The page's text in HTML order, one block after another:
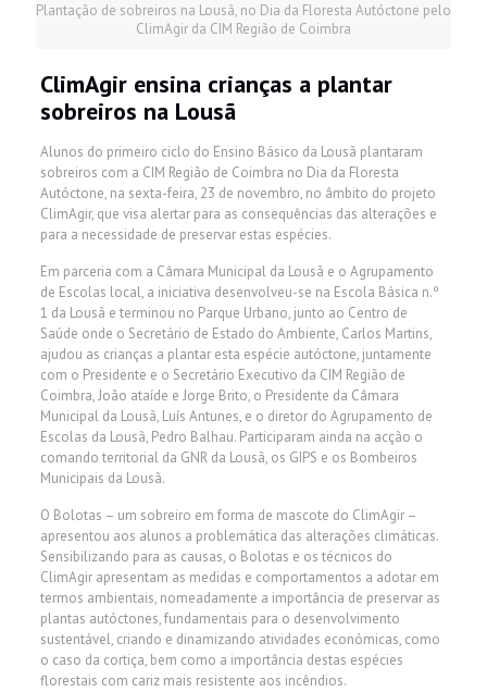
Plantação de sobreiros na Lousã, no Dia da Floresta Autóctone pelo
ClimAgir da CIM Região de Coimbra
ClimAgir ensina crianças a plantar
sobreiros na Lousã
Alunos do primeiro ciclo do Ensino Básico da Lousã plantaram
sobreiros com a CIM Região de Coimbra no Dia da Floresta
Autóctone, na sexta-feira, 23 de novembro, no âmbito do projeto
ClimAgir, que visa alertar para as consequências das alterações e
para a necessidade de preservar estas espécies.
Em parceria com a Câmara Municipal da Lousã e o Agrupamento
de Escolas local, a iniciativa desenvolveu-se na Escola Básica n.º
1 da Lousã e terminou no Parque Urbano, junto ao Centro de
Saúde onde o Secretário de Estado do Ambiente, Carlos Martins,
ajudou as crianças a plantar esta espécie autóctone, juntamente
com o Presidente e o Secretário Executivo da CIM Região de
Coimbra, João ataíde e Jorge Brito, o Presidente da Câmara
Municipal da Lousã, Luís Antunes, e o diretor do Agrupamento de
Escolas da Lousã, Pedro Balhau. Participaram ainda na acção o
comando territorial da GNR da Lousã, os GIPS e os Bombeiros
Municipais da Lousã.
O Bolotas – um sobreiro em forma de mascote do ClimAgir –
apresentou aos alunos a problemática das alterações climáticas.
Sensibilizando para as causas, o Bolotas e os técnicos do
ClimAgir apresentam as medidas e comportamentos a adotar em
termos ambientais, nomeadamente a importância de preservar as
plantas autóctones, fundamentais para o desenvolvimento
sustentável, criando e dinamizando atividades económicas, como
o caso da cortiça, bem como a importância destas espécies
florestais com cariz mais resistente aos incêndios.